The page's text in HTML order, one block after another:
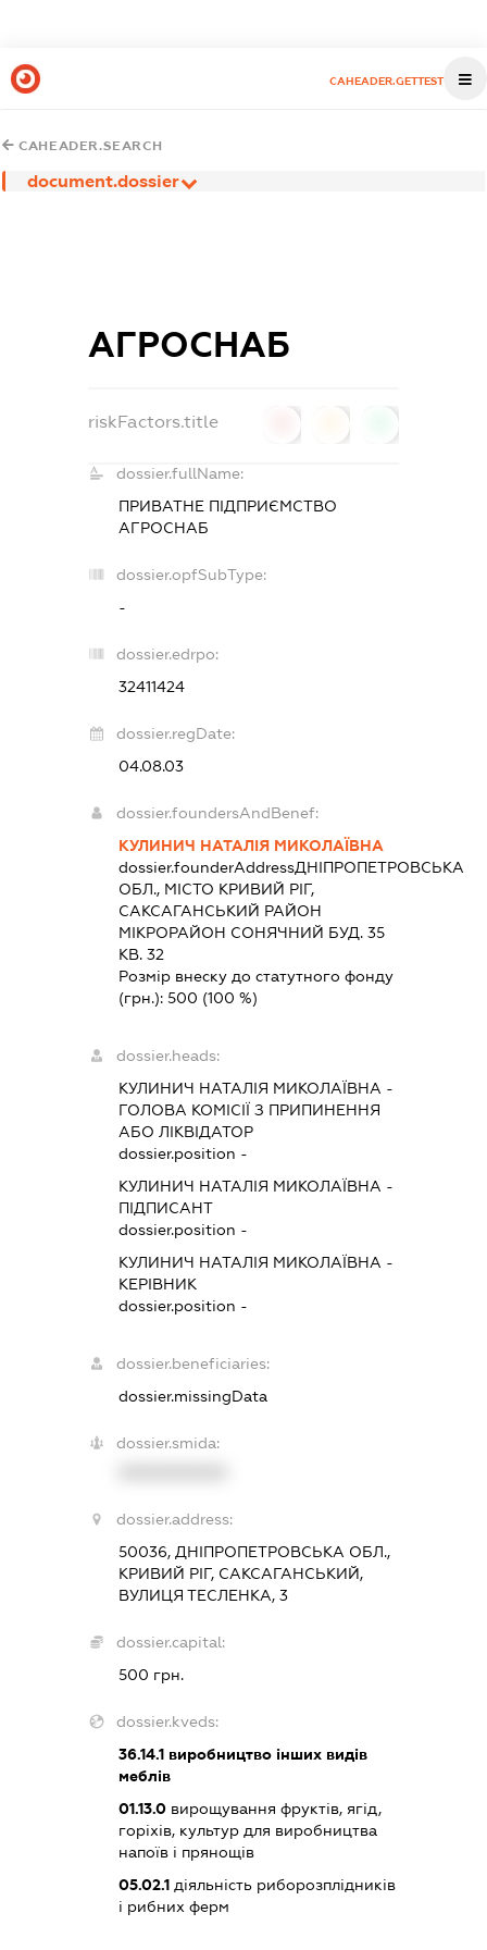
CAHEADER.GETTEST
CAHEADER.SEARCH
document.dossier
АГРОСНАБ
riskFactors.title
dossier.fullName:
ПРИВАТНЕ ПІДПРИЄМСТВО
АГРОСНАБ
dossier.opfSubType:
-
dossier.edrpo:
32411424
dossier.regDate:
04.08.03
dossier.foundersAndBenef:
КУЛИНИЧ НАТАЛІЯ МИКОЛАЇВНА
dossier.founderAddressДНІПРОПЕТРОВСЬКА
ОБЛ., МІСТО КРИВИЙ РІГ,
САКСАГАНСЬКИЙ РАЙОН
МІКРОРАЙОН СОНЯЧНИЙ БУД. 35
КВ. 32
Розмір внеску до статутного фонду
(грн.):500 (100 %)
dossier.heads:
КУЛИНИЧ НАТАЛІЯ МИКОЛАЇВНА -
ГОЛОВА КОМІСІЇ З ПРИПИНЕННЯ
АБО ЛІКВІДАТОР
dossier.position -
КУЛИНИЧ НАТАЛІЯ МИКОЛАЇВНА -
ПІДПИСАНТ
dossier.position -
КУЛИНИЧ НАТАЛІЯ МИКОЛАЇВНА -
КЕРІВНИК
dossier.position -
dossier.beneficiaries:
dossier.missingData
dossier.smida:
dossier.address:
50036, ДНІПРОПЕТРОВСЬКА ОБЛ.,
КРИВИЙ РІГ, САКСАГАНСЬКИЙ,
ВУЛИЦЯ ТЕСЛЕНКА, 3
dossier.capital:
500 грн.
dossier.kveds:
36.14.1 виробництво інших видів
меблів
01.13.0 вирощування фруктів, ягід,
горіхів, культур для виробництва
напоїв і прянощів
05.02.1 діяльність риборозплідників
і рибних ферм